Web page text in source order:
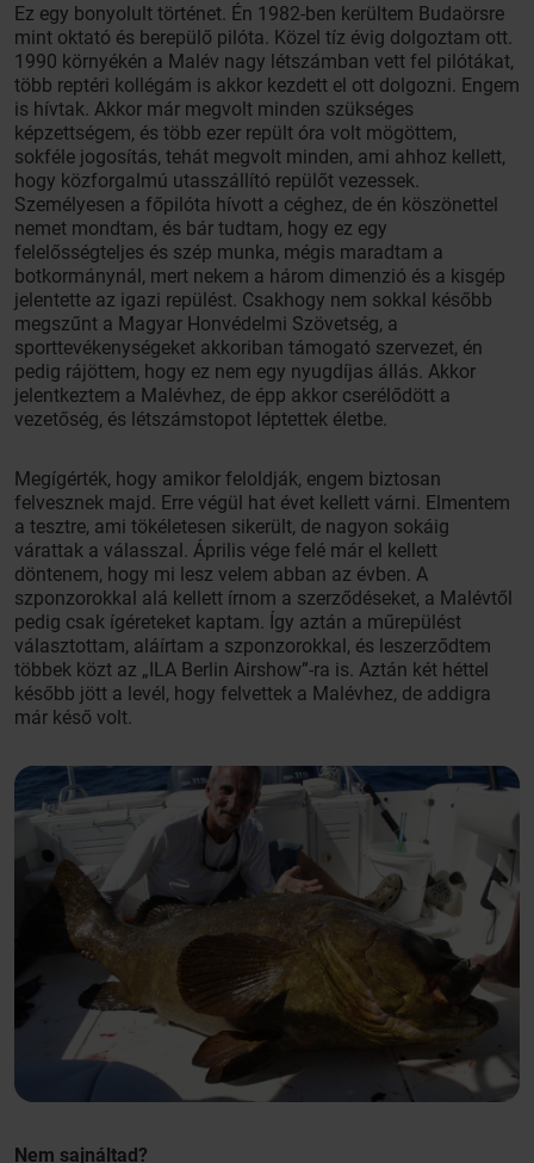
Ez egy bonyolult történet. Én 1982-ben kerültem Budaörsre
mint oktató és berepülő pilóta. Közel tíz évig dolgoztam ott.
1990 környékén a Malév nagy létszámban vett fel pilótákat,
több reptéri kollégám is akkor kezdett el ott dolgozni. Engem
is hívtak. Akkor már megvolt minden szükséges
képzettségem, és több ezer repült óra volt mögöttem,
sokféle jogosítás, tehát megvolt minden, ami ahhoz kellett,
hogy közforgalmú utasszállító repülőt vezessek.
Személyesen a főpilóta hívott a céghez, de én köszönettel
nemet mondtam, és bár tudtam, hogy ez egy
felelősségteljes és szép munka, mégis maradtam a
botkormánynál, mert nekem a három dimenzió és a kisgép
jelentette az igazi repülést. Csakhogy nem sokkal később
megszűnt a Magyar Honvédelmi Szövetség, a
sporttevékenységeket akkoriban támogató szervezet, én
pedig rájöttem, hogy ez nem egy nyugdíjas állás. Akkor
jelentkeztem a Malévhez, de épp akkor cserélődött a
vezetőség, és létszámstopot léptettek életbe.
Megígérték, hogy amikor feloldják, engem biztosan
felvesznek majd. Erre végül hat évet kellett várni. Elmentem
a tesztre, ami tökéletesen sikerült, de nagyon sokáig
várattak a válasszal. Április vége felé már el kellett
döntenem, hogy mi lesz velem abban az évben. A
szponzorokkal alá kellett írnom a szerződéseket, a Malévtől
pedig csak ígéreteket kaptam. Így aztán a műrepülést
választottam, aláírtam a szponzorokkal, és leszerződtem
többek közt az „ILA Berlin Airshow”-ra is. Aztán két héttel
később jött a levél, hogy felvettek a Malévhez, de addigra
már késő volt.
Nem sajnáltad?